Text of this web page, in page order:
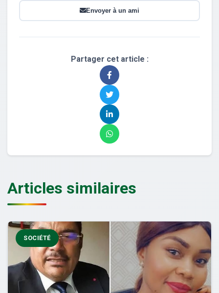
Envoyer à un ami
Partager cet article :
Articles similaires
SOCIÉTÉ